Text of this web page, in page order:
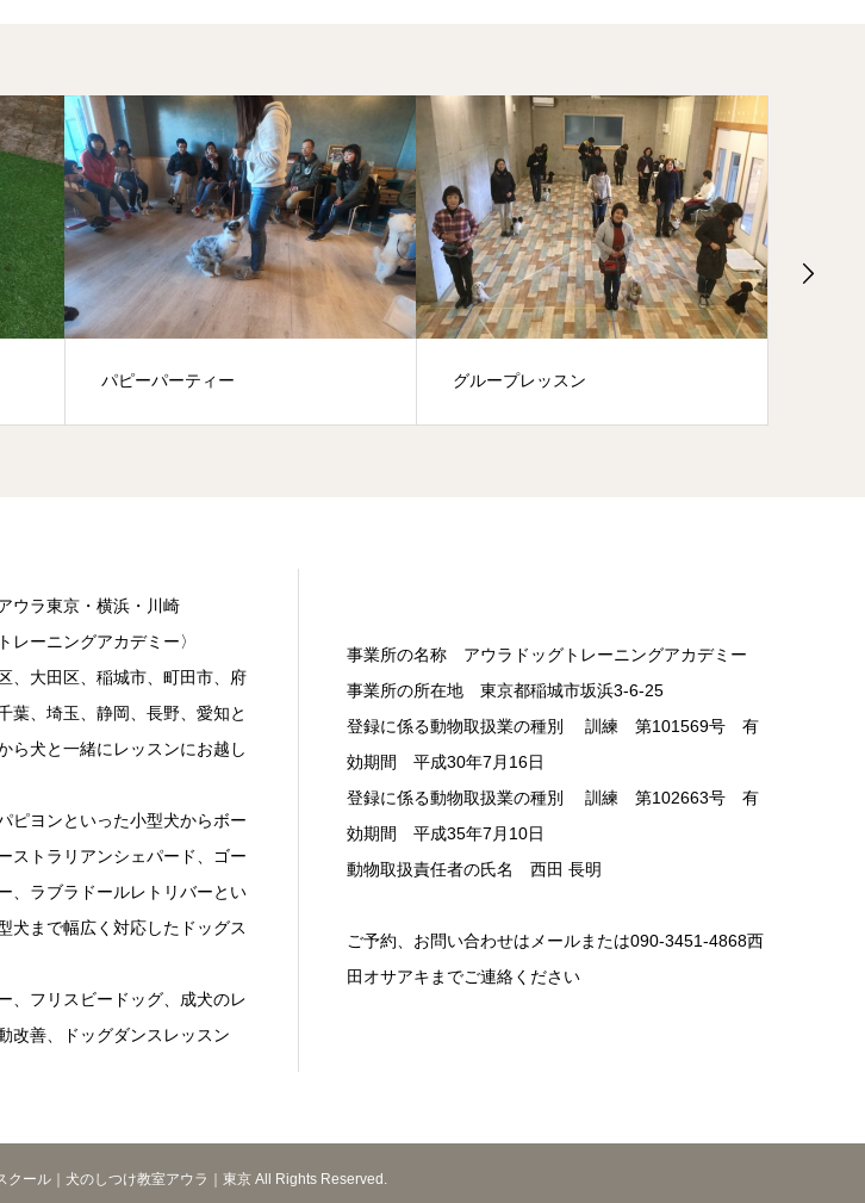
パピーパーティー グループレッスン
ウラ東京・横浜・川崎
レーニングアカデミー〉
、大田区、稲城市、町田市、府
葉、埼玉、静岡、長野、愛知と
ら犬と一緒にレッスンにお越し
ピヨンといった小型犬からボー
ストラリアンシェパード、ゴー
、ラブラドールレトリバーとい
犬まで幅広く対応したドッグス
、フリスビードッグ、成犬のレ
改善、ドッグダンスレッスン
事業所の名称 アウラドッグトレーニングアカデミー
事業所の所在地 東京都稲城市坂浜3-6-25
登録に係る動物取扱業の種別 訓練 第101569号 有
効期間 平成30年7月16日
登録に係る動物取扱業の種別 訓練 第102663号 有
効期間 平成35年7月10日
動物取扱責任者の氏名 西田 長明
ご予約、お問い合わせはメールまたは090-3451-4868西
田オサアキまでご連絡ください
ール｜犬のしつけ教室アウラ｜東京 All Rights Reserved.